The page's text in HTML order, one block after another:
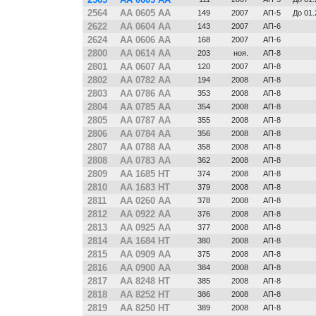
2564 АА 0605 АА 149 2007 АП-5 До
2622 АА 0604 АА 143 2007 АП-6
2624 АА 0606 АА 168 2007 АП-6
2800 АА 0614 АА 203 ноя. АП-8
2801 АА 0607 АА 120 2007 АП-8
2802 АА 0782 АА 194 2008 АП-8
2803 АА 0786 АА 353 2008 АП-8
2804 АА 0785 АА 354 2008 АП-8
2805 АА 0787 АА 355 2008 АП-8
2806 АА 0784 АА 356 2008 АП-8
2807 АА 0788 АА 358 2008 АП-8
2808 АА 0783 АА 362 2008 АП-8
2809 АА 1685 НТ 374 2008 АП-8
2810 АА 1683 НТ 379 2008 АП-8
2811 АА 0260 АА 378 2008 АП-8
2812 АА 0922 АА 376 2008 АП-8
2813 АА 0925 АА 377 2008 АП-8
2814 АА 1684 НТ 380 2008 АП-8
2815 АА 0909 АА 375 2008 АП-8
2816 АА 0900 АА 384 2008 АП-8
2817 АА 8248 НТ 385 2008 АП-8
2818 АА 8252 НТ 386 2008 АП-8
2819 АА 8250 НТ 389 2008 АП-8